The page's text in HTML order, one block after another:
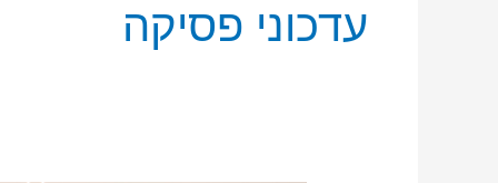
עדכוני פסיקה